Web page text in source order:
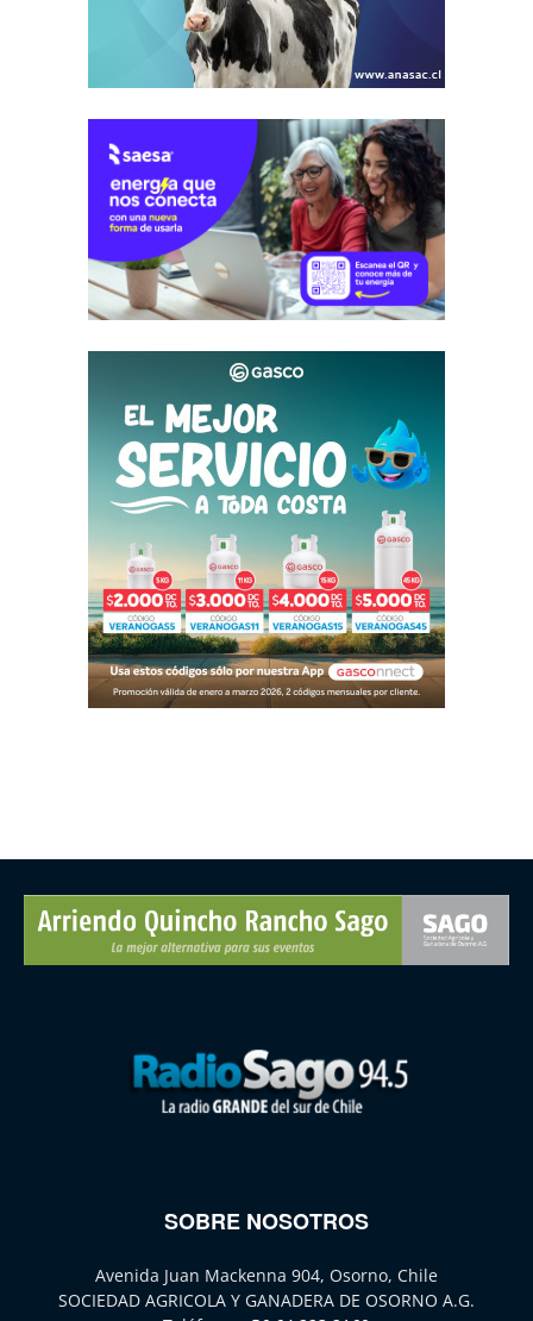
SOBRE NOSOTROS
Avenida Juan Mackenna 904, Osorno, Chile
SOCIEDAD AGRICOLA Y GANADERA DE OSORNO A.G.